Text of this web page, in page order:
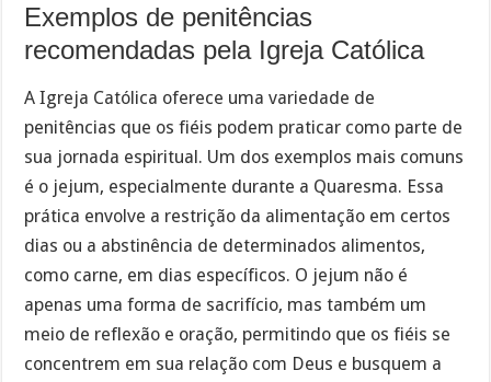
Exemplos de penitências
recomendadas pela Igreja Católica
A Igreja Católica oferece uma variedade de
penitências que os fiéis podem praticar como parte de
sua jornada espiritual. Um dos exemplos mais comuns
é o jejum, especialmente durante a Quaresma. Essa
prática envolve a restrição da alimentação em certos
dias ou a abstinência de determinados alimentos,
como carne, em dias específicos. O jejum não é
apenas uma forma de sacrifício, mas também um
meio de reflexão e oração, permitindo que os fiéis se
concentrem em sua relação com Deus e busquem a